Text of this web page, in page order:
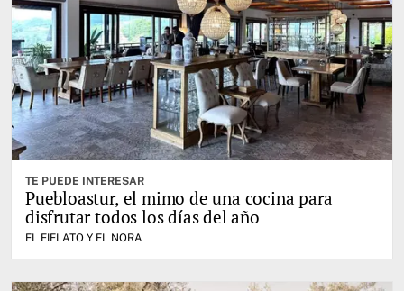
TE PUEDE INTERESAR
Puebloastur, el mimo de una cocina para
disfrutar todos los días del año
EL FIELATO Y EL NORA